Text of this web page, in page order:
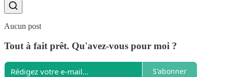
Aucun post
Tout à fait prêt. Qu'avez-vous pour moi ?
S'abonner